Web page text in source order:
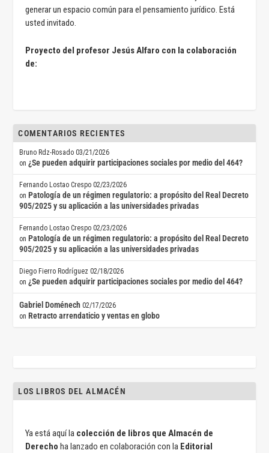
generar un espacio común para el pensamiento jurídico. Está
usted invitado.
Proyecto del profesor Jesús Alfaro con la colaboración
de:
COMENTARIOS RECIENTES
Bruno Rdz-Rosado 03/21/2026
on¿Se pueden adquirir participaciones sociales por medio del 464?
Fernando Lostao Crespo 02/23/2026
on Patología de un régimen regulatorio: a propósito del Real Decreto
905/2025 y su aplicación a las universidades privadas
Fernando Lostao Crespo 02/23/2026
on Patología de un régimen regulatorio: a propósito del Real Decreto
905/2025 y su aplicación a las universidades privadas
Diego Fierro Rodríguez 02/18/2026
on¿Se pueden adquirir participaciones sociales por medio del 464?
Gabriel Doménech 02/17/2026
on Retracto arrendaticio y ventas en globo
LOS LIBROS DEL ALMACÉN
Ya está aquí la colección de libros que Almacén de
Derecho ha lanzado en colaboración con la Editorial